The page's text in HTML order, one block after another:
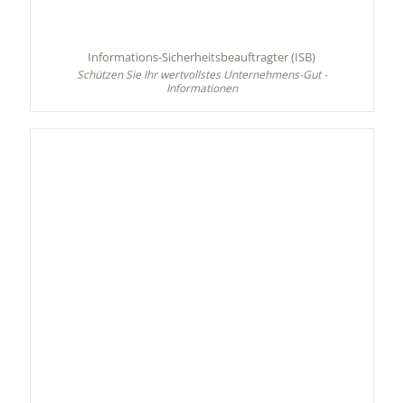
Informations-Sicherheitsbeauftragter (ISB)
Schützen Sie Ihr wertvollstes Unternehmens-Gut -
Informationen